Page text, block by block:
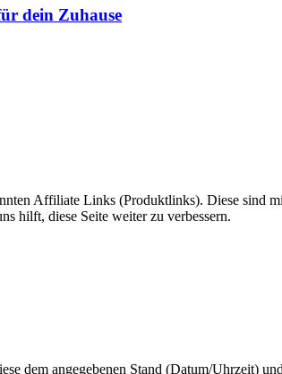
dein Zuhause
Affiliate Links (Produktlinks). Diese
hilft, diese Seite weiter zu verbessern.
dem angegebenen Stand (Datum/Uhrzeit)